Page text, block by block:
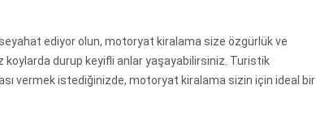
ediyor olun, motoryat kiralama size özgürlük ve
koylarda durup keyifli anlar yaşayabilirsiniz. Turistik
vermek istediğinizde, motoryat kiralama sizin için ideal bir